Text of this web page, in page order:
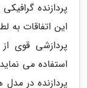
پردازنده
پردازشی قوی
استفاده می
پردازنده در